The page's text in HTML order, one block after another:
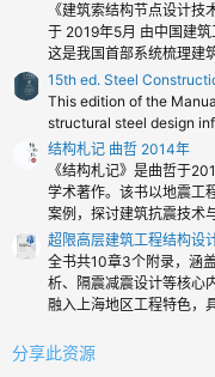
《建筑索结构节点设计技
于 2019年5月 由中国建
这是我国首部系统梳理建
15th ed. Steel
This edition of the
structural steel design
结构札记 曲哲 2014年
《结构札记》是曲哲于
学术著作。该书以地震工
案例，探讨建筑抗震技术
超限高层建筑工程结构设
全书共10章3个附录，涵
析、隔震减震设计等核心
融入上海地区工程特色，
分享此资源